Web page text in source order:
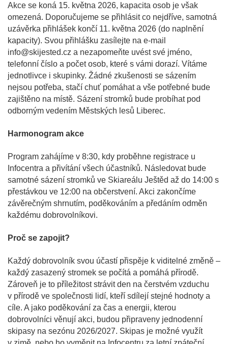
Akce se koná 15. května 2026, kapacita osob je však
omezená. Doporučujeme se přihlásit co nejdříve, samotná
uzávěrka přihlášek končí 11. května 2026 (do naplnění
kapacity). Svou přihlášku zasílejte na e-mail
info@skijested.cz a nezapomeňte uvést své jméno,
telefonní číslo a počet osob, které s vámi dorazí. Vítáme
jednotlivce i skupinky. Žádné zkušenosti se sázením
nejsou potřeba, stačí chuť pomáhat a vše potřebné bude
zajištěno na místě. Sázení stromků bude probíhat pod
odborným vedením Městských lesů Liberec.
Harmonogram akce
Program zahájíme v 8:30, kdy proběhne registrace u
Infocentra a přivítání všech účastníků. Následovat bude
samotné sázení stromků ve Skiareálu Ještěd až do 14:00 s
přestávkou ve 12:00 na občerstvení. Akci zakončíme
závěrečným shrnutím, poděkováním a předáním odměn
každému dobrovolníkovi.
Proč se zapojit?
Každý dobrovolník svou účastí přispěje k viditelné změně –
každý zasazený stromek se počítá a pomáhá přírodě.
Zároveň je to příležitost strávit den na čerstvém vzduchu
v přírodě ve společnosti lidí, kteří sdílejí stejné hodnoty a
cíle. A jako poděkování za čas a energii, kterou
dobrovolníci věnují akci, budou připraveny jednodenní
skipasy na sezónu 2026/2027. Skipas je možné využít